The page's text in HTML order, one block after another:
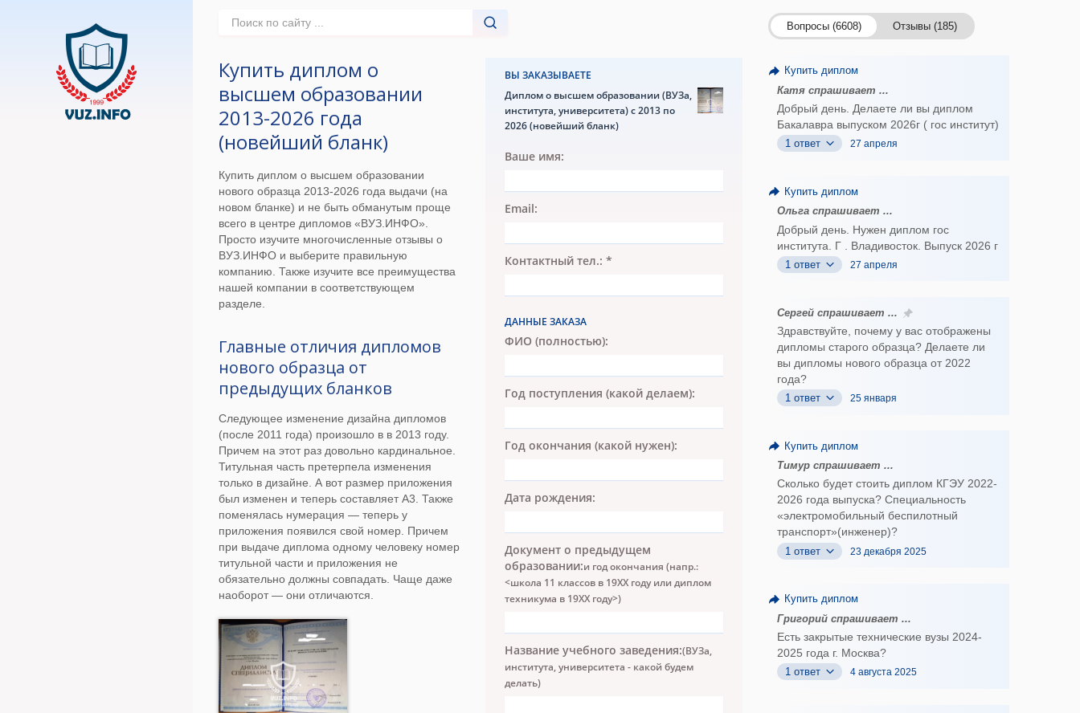
Ваше имя:
Email:
Контактный тел.: *
ДАННЫЕ ЗАКАЗА
ФИО (полностью):
Год поступления (какой делаем):
Год окончания (какой нужен):
Дата рождения:
Документ о предыдущем
образовании:и год окончания (напр.:
<школа 11 классов в 19ХХ году или диплом
техникума в 19ХХ году>)
Название учебного заведения:(ВУЗа,
института, университета - какой будем
делать)
ВЫ ЗАКАЗЫВАЕТЕ
Диплом о высшем образовании (ВУЗа,
института, университета) с 2013 по
2026 (новейший бланк)
Купить диплом о
высшем образовании
2013-2026 года
(новейший бланк)
Купить диплом о высшем образовании
нового образца 2013-2026 года выдачи (на
новом бланке) и не быть обманутым проще
всего в центре дипломов «ВУЗ.ИНФО».
Просто изучите многочисленные отзывы о
ВУЗ.ИНФО и выберите правильную
компанию. Также изучите все преимущества
нашей компании в соответствующем
разделе.
Главные отличия дипломов
нового образца от
предыдущих бланков
Следующее изменение дизайна дипломов
(после 2011 года) произошло в в 2013 году.
Причем на этот раз довольно кардинальное.
Титульная часть претерпела изменения
только в дизайне. А вот размер приложения
был изменен и теперь составляет А3. Также
поменялась нумерация — теперь у
приложения появился свой номер. Причем
при выдаче диплома одному человеку номер
титульной части и приложения не
обязательно должны совпадать. Чаще даже
наоборот — они отличаются.
Вопросы (6608) Отзывы (185)
Купить диплом
Катя спрашивает ...
Добрый день. Делаете ли вы диплом
Бакалавра выпуском 2026г ( гос институт)
1 ответ 27 апреля
Купить диплом
Ольга спрашивает ...
Добрый день. Нужен диплом гос
института. Г . Владивосток. Выпуск 2026 г
1 ответ 27 апреля
Сергей спрашивает ...
Здравствуйте, почему у вас отображены
дипломы старого образца? Делаете ли
вы дипломы нового образца от 2022
года?
1 ответ 25 января
Купить диплом
Тимур спрашивает ...
Сколько будет стоить диплом КГЭУ 2022-
2026 года выпуска? Специальность
«электромобильный беспилотный
транспорт»(инженер)?
1 ответ 23 декабря 2025
Купить диплом
Григорий спрашивает ...
Есть закрытые технические вузы 2024-
2025 года г. Москва?
1 ответ 4 августа 2025